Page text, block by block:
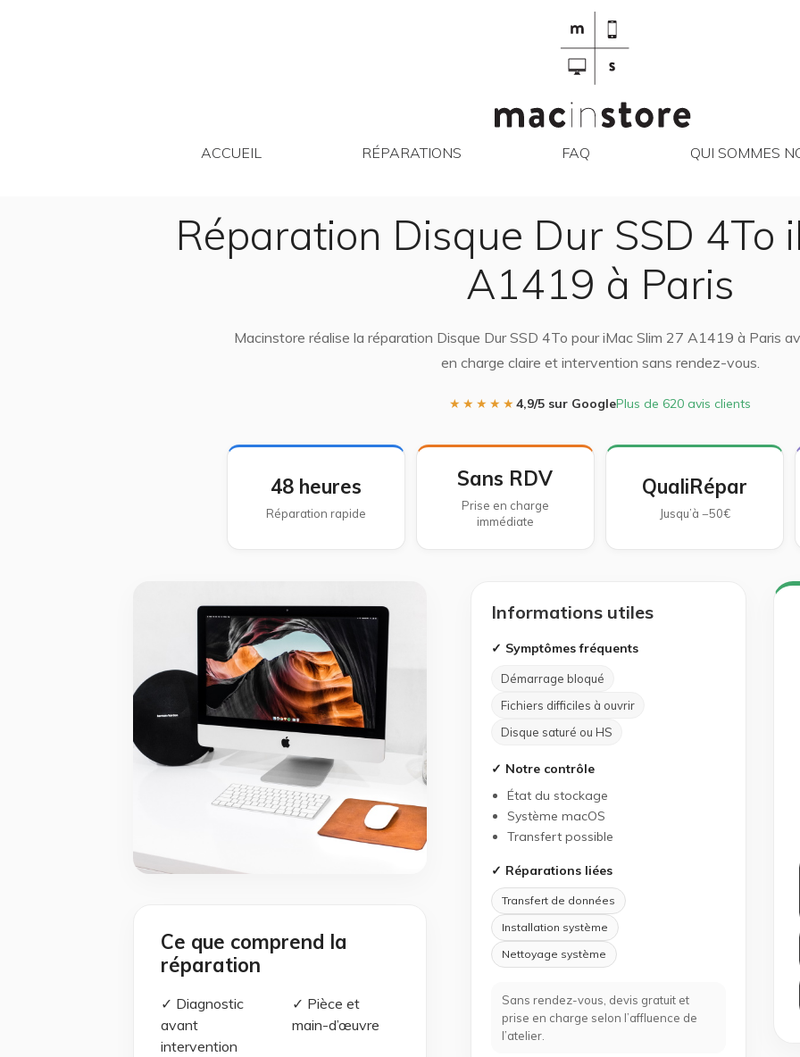
ACCUEIL RÉPARATIONS FAQ QUI SOMMES
Réparation Disque Dur SSD 4To
A1419 à Paris
Macinstore réalise la réparation Disque Dur SSD 4To pour iMac Slim 27 A1419 à Paris
en charge claire et intervention sans rendez-vous.
★★★★★ 4,9/5 sur GooglePlus de 620 avis clients
48 heures
Réparation rapide
Sans RDV
Prise en charge
immédiate
QualiRépar
Jusqu’à −50€
Ce que comprend la
réparation
✓ Diagnostic
avant
intervention
✓ Pièce et
main-d’œuvre
Informations utiles
✓ Symptômes fréquents
Démarrage bloqué
Fichiers difficiles à ouvrir
Disque saturé ou HS
✓ Notre contrôle
État du stockage
Système macOS
Transfert possible
✓ Réparations liées
Transfert de données
Installation système
Nettoyage système
Sans rendez-vous, devis gratuit et
prise en charge selon l’affluence de
l’atelier.